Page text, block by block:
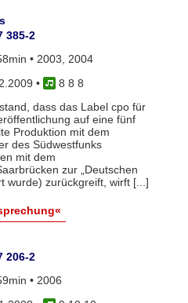
385-2
• 2003, 2004
•
8 8 8
dass das Label cpo für
auf eine fünf
Produktion mit dem
des Südwestfunks
mit dem
zur „Deutschen
wurde) zurückgreift, wirft [...]
206-2
• 2006